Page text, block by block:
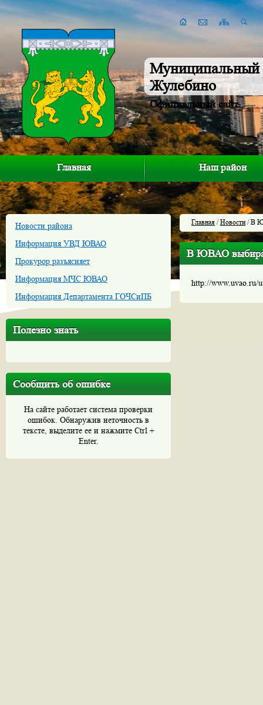
Муниципальный
Жулебино
Официальный сайт
Главная Наш район
Новости района
Информация УВД ЮВАО
Прокурор разъясняет
Информация МЧС ЮВАО
Информация Департамента ГОЧСиПБ
Полезно знать
Сообщить об ошибке
На сайте работает система проверки
ошибок. Обнаружив неточность в
тексте, выделите ее и нажмите Ctrl +
Enter.
Главная /Новости/ В
В ЮВАО
http://www.uvao.ru/